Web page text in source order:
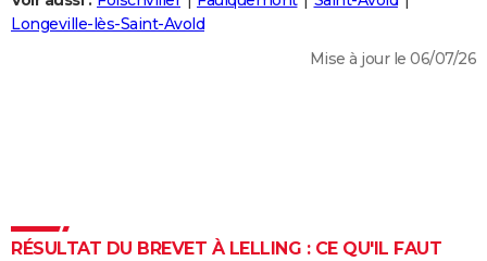
Destinations
City break
Voyage nature
Voyage de noces
Forum
Climat
+
PHOTO
Dictionnaire
Biographies
Citations
Expressions
Proverbes
PROGRAMME TV
Longeville-lès-Saint-Avold
Mise à jour le 06/07/26
RÉSULTAT DU BREVET À LELLING : CE QU'IL FAUT